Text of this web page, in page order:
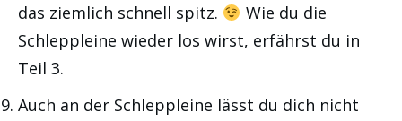
das ziemlich schnell spitz.
Wie du die
Schleppleine wieder los wirst, erfährst du in
Teil 3.
Auch an der Schleppleine lässt du dich nicht